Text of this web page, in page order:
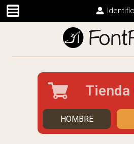
Tienda
HOMBRE